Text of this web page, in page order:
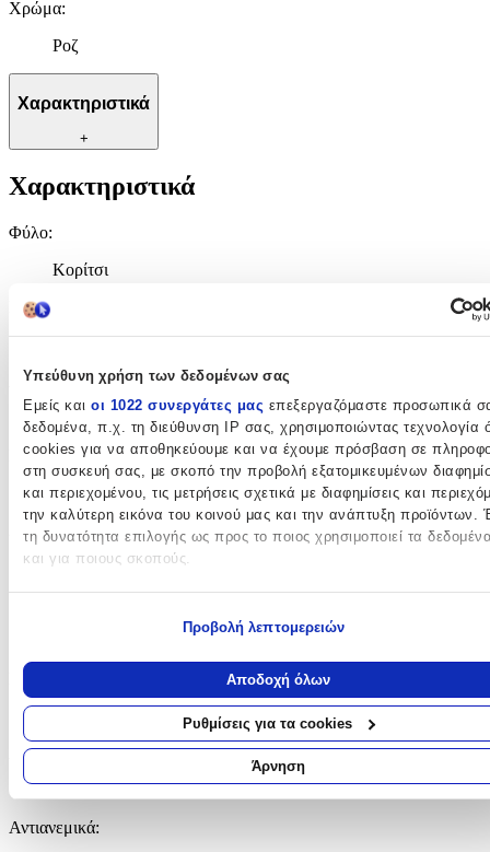
Υπεύθυνη χρήση των δεδομένων σας
Εμείς και οι 1022 συνεργάτες μας επεξεργαζόμαστε προσωπικά
δεδομένα, π.χ. τη διεύθυνση IP σας, χρησιμοποιώντας τεχνολογία
cookies για να αποθηκεύουμε και να έχουμε πρόσβαση σε
στη συσκευή σας, με σκοπό την προβολή εξατομικευμένων
και περιεχομένου, τις μετρήσεις σχετικά με διαφημίσεις και
την καλύτερη εικόνα του κοινού μας και την ανάπτυξη προϊόντων.
τη δυνατότητα επιλογής ως προς το ποιος χρησιμοποιεί τα
και για ποιους σκοπούς.
Να συλλέξουμε πληροφορίες σχετικά με τη γεωγραφική σας
Να αναγνωρίσουμε τη συσκευή σας σαρώνοντας ενεργά για
συγκεκριμένα χαρακτηριστικά (δακτυλικό αποτύπωμα)
Μάθετε περισσότερα σχετικά με τον τρόπο επεξεργασίας των
προσωπικών σας δεδομένων και καθορίστε τις προτιμήσεις σας
ενότητα “Λεπτομέρειες”. Μπορείτε να αλλάξετε ή να
Προβολή λεπτομερειών
Αποδοχή όλων
Ρυθμίσεις για τα cookies
Άρνηση
Χρώμα:
Ροζ
Χαρακτηριστικά
+
Χαρακτηριστικά
Φύλο:
Κορίτσι
Είδος:
Αμάνικα:
Όχι
Μοντγκόμερι
Όχι
Διπλής Όψης:
Όχι
Αδιάβροχα:
Ναι
Αντιανεμικά: